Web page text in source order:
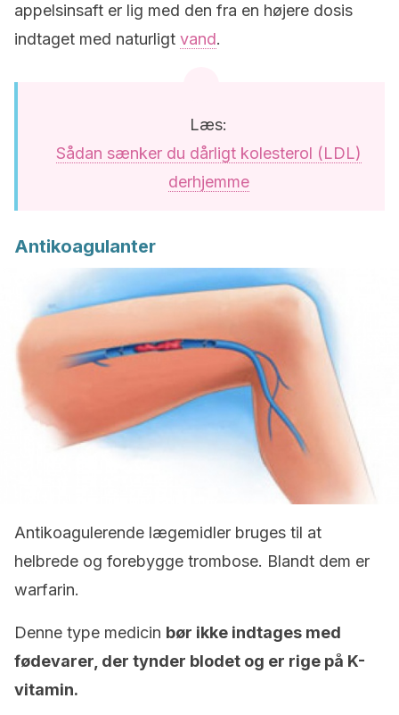
appelsinsaft er lig med den fra ​​en højere dosis
indtaget med naturligt vand.
Læs:
Sådan sænker du dårligt kolesterol (LDL)
derhjemme
Antikoagulanter
Antikoagulerende lægemidler bruges til at
helbrede og forebygge trombose. Blandt dem er
warfarin.
Denne type medicin bør ikke indtages med
fødevarer, der tynder blodet og er rige på K-
vitamin.